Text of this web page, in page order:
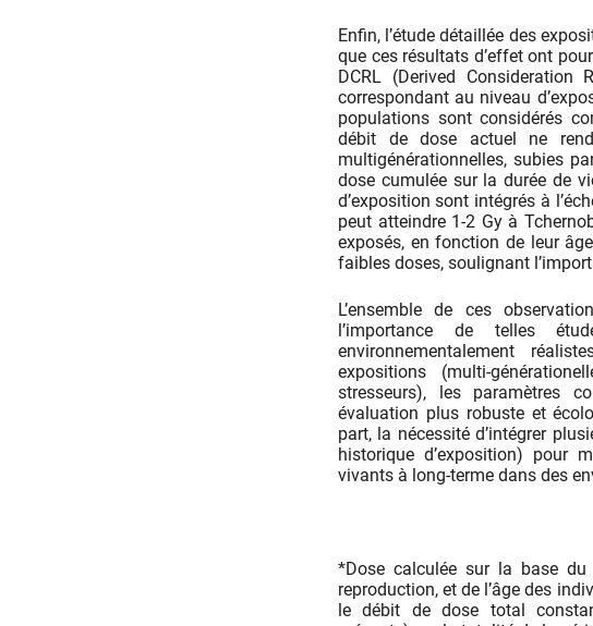
Enfin, l’étude détaillée des
que ces résultats d’effet ont
DCRL (Derived
correspondant au niveau
populations sont considérés
débit de dose actuel ne
multigénérationnelles, subies
dose cumulée sur la durée de
d’exposition sont intégrés à
peut atteindre 1‑2 Gy à
exposés, en fonction de leur
faibles doses, soulignant
L’ensemble de ces
l’importance de telles
environnementalement
expositions (multi-
stresseurs), les paramètres
évaluation plus robuste et
part, la nécessité d’intégrer
historique d’exposition) pour
vivants à long-terme dans des
*Dose calculée sur la base
reproduction, et de l’âge des
le débit de dose total